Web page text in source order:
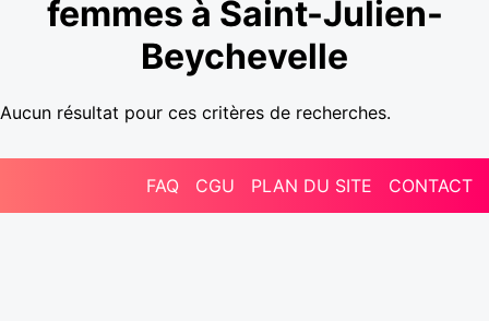
femmes à Saint-Julien-
Beychevelle
Aucun résultat pour ces critères de recherches.
FAQ CGU PLAN DU SITE CONTACT